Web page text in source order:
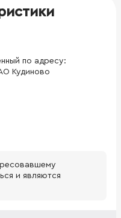
- до 2000 м²
по адресу:
Кудиново
и являются